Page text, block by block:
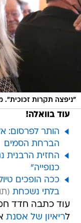
"ניפצה תקרות זכוכית".
עוד בוואלה!
הברחת הסמים
החזית הרבנית
כנופייה"
ככה הופכים
בלתי נשכחת
עוד כתבה חדד
לריאיון של אסנת